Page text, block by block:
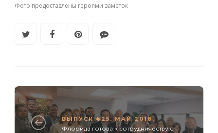
Фото предоставлены героями заметок
ВЫПУСК #25. МАЙ 2018.
Флорида готова к сотрудничеству с